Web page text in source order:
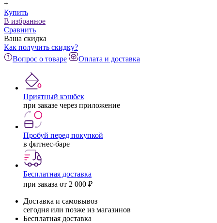
+
Купить
В избранное
Сравнить
Ваша скидка
Как получить скидку?
Вопрос о товаре
Оплата и доставка
Приятный кэшбек
при заказе через приложение
Пробуй перед покупкой
в фитнес-баре
Бесплатная доставка
при заказа от 2 000 ₽
Доставка и самовывоз
сегодня или позже из магазинов
Бесплатная доставка